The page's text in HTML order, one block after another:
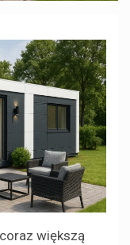
większą